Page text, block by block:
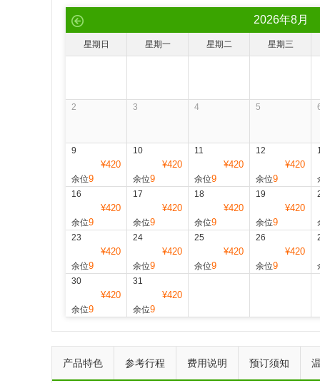
2026年8月
星期日 星期一 星期二 星期三
2 3 4 5
9
¥420
余位9
10
¥420
余位9
11
¥420
余位9
12
¥420
余位9
16
¥420
余位9
17
¥420
余位9
18
¥420
余位9
19
¥420
余位9
23
¥420
余位9
24
¥420
余位9
25
¥420
余位9
26
¥420
余位9
30
¥420
余位9
31
¥420
余位9
产品特色 参考行程 费用说明 预订须知